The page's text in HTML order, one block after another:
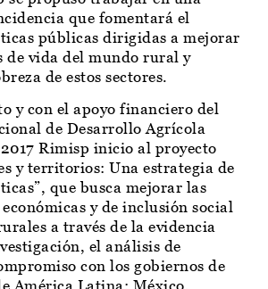
que fomentará el
públicas dirigidas a mejorar
de vida del mundo rural y
de estos sectores.
y con el apoyo financiero del
de Desarrollo Agrícola
Rimisp inicio al proyecto
y territorios: Una estrategia de
que busca mejorar las
y de inclusión social
a través de la evidencia
el análisis de
con los gobiernos de